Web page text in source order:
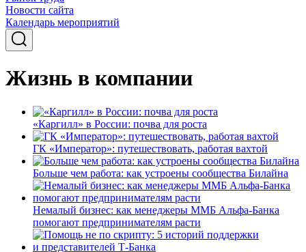
Новости сайта
Календарь мероприятий
Жизнь в компании
«Каргилл» в России: почва для роста
ГК «Император»: путешествовать, работая вахтой
Больше чем работа: как устроены сообщества Билайна
Немалый бизнес: как менеджеры ММБ Альфа-Банка
помогают предпринимателям расти